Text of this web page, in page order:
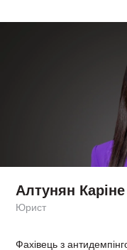
Алтунян
Юрист
Фахівець з